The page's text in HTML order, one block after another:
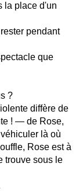
la place d'un
pendant
que
?
diffère de
! — de Rose,
là où
Rose est à
trouve sous le